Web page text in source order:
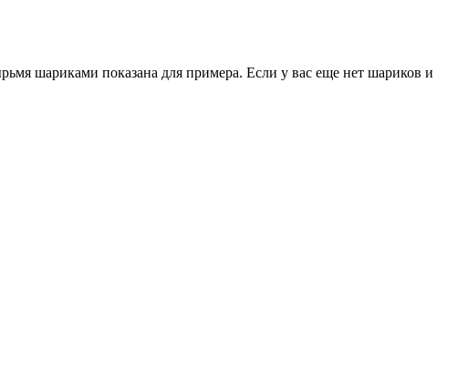
шариками показана для примера. Если у вас еще нет шариков и